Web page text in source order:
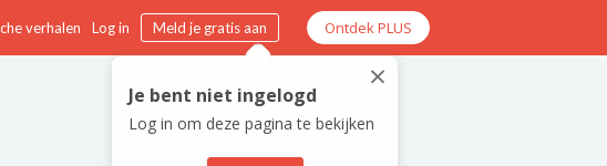
verhalen Log in Meld je gratis aan Ontdek PLUS
×
Je bent niet ingelogd
Log in om deze pagina te bekijken